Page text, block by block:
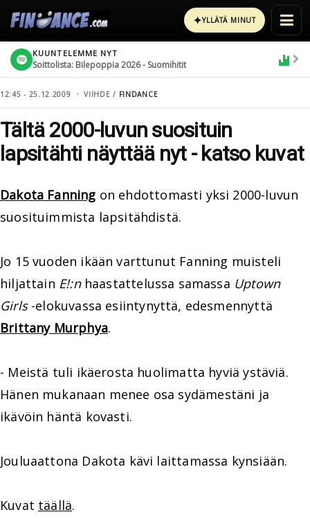
✦YLLÄTÄ MINUT
KUUNTELEMME NYT
Soittolista: Bilepoppia 2026 - Suomihitit
12:45 - 25.12.2009 VIIHDE / FINDANCE
Tältä 2000-luvun suosituin
lapsitähti näyttää nyt - katso kuvat
Dakota Fanning on ehdottomasti yksi 2000-luvun
suosituimmista lapsitähdistä.
Jo 15 vuoden ikään varttunut Fanning muisteli
hiljattain E!:nhaastattelussa samassa Uptown
Girls-elokuvassa esiintynyttä, edesmennyttä
Brittany Murphya.
- Meistä tuli ikäerosta huolimatta hyviä ystäviä.
Hänen mukanaan menee osa sydämestäni ja
ikävöin häntä kovasti.
Jouluaattona Dakota kävi laittamassa kynsiään.
Kuvat täällä.